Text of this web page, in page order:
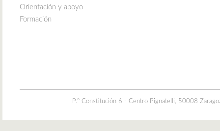
Orientación y apoyo
Formación
P.º Constitución 6 - Centro Pignatelli, 50008